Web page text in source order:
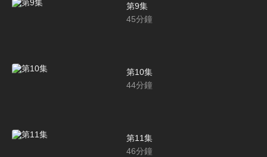
第9集
45分鐘
第10集
44分鐘
第11集
46分鐘